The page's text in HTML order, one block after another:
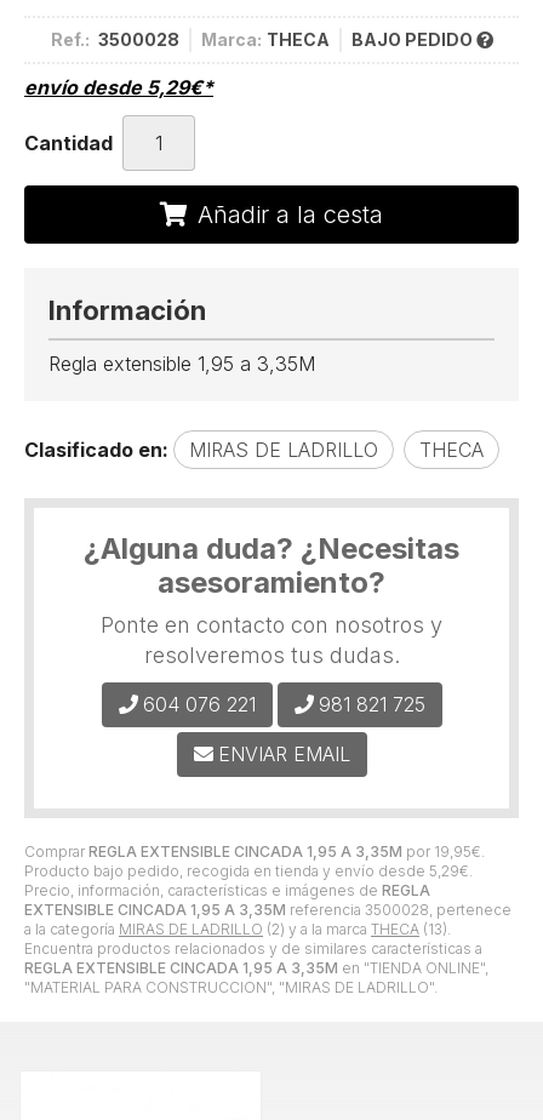
Ref.: 3500028 Marca: THECA BAJO PEDIDO
envío desde 5,29€*
Cantidad
Añadir a la cesta
Comprar REGLA EXTENSIBLE CINCADA 1,95 A 3,35M por 19,95€.
Producto bajo pedido, recogida en tienda y envío desde 5,29€.
Precio, información, características e imágenes de REGLA
EXTENSIBLE CINCADA 1,95 A 3,35M referencia 3500028, pertenece
a la categoría MIRAS DE LADRILLO (2) y a la marca THECA (13).
Encuentra productos relacionados y de similares características a
REGLA EXTENSIBLE CINCADA 1,95 A 3,35M en "TIENDA ONLINE",
"MATERIAL PARA CONSTRUCCION", "MIRAS DE LADRILLO".
Información
Regla extensible 1,95 a 3,35M
Clasificado en: MIRAS DE LADRILLO THECA
¿Alguna duda? ¿Necesitas
asesoramiento?
Ponte en contacto con nosotros y
resolveremos tus dudas.
604 076 221 981 821 725
ENVIAR EMAIL